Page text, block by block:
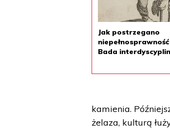
Jak postrzegano
Bada
kamienia.
żelaza, kulturą